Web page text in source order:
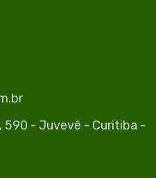
590 - Juvevê - Curitiba -